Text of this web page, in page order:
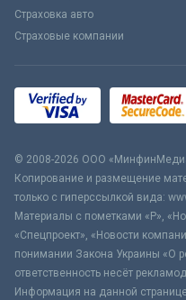
Страховка авто
Страховые компании
© 2008-2026 ООО
Копирование и размещение
только с гиперссылкой вида:
Материалы с пометками «Р»,
«Спецпроект», «Новости
понимании Закона Украины «О
ответственность несёт
Информация на данной